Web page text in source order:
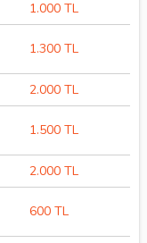
1.000 TL
1.300 TL
2.000 TL
1.500 TL
2.000 TL
600 TL